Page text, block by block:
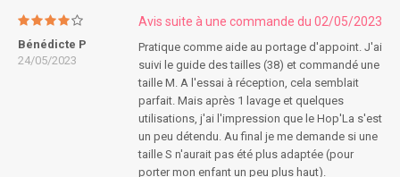
Bénédicte P
24/05/2023
Avis suite à une commande du 02/05/2023
Pratique comme aide au portage d'appoint. J'ai
suivi le guide des tailles (38) et commandé une
taille M. A l'essai à réception, cela semblait
parfait. Mais après 1 lavage et quelques
utilisations, j'ai l'impression que le Hop'La s'est
un peu détendu. Au final je me demande si une
taille S n'aurait pas été plus adaptée (pour
porter mon enfant un peu plus haut).